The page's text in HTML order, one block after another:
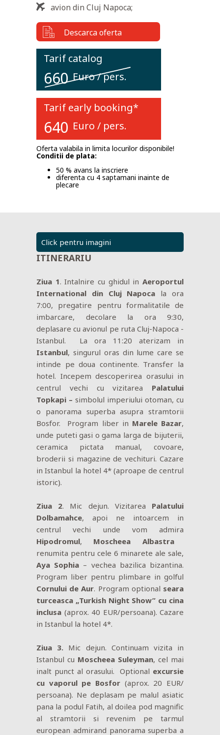
avion din Cluj Napoca;
Descarca oferta
Tarif catalog
660 Euro/ pers.
Tarif early booking*
640 Euro / pers.
Oferta valabila in limita locurilor disponibile!
Conditii de plata:
50 % avans la inscriere
diferenta cu 4 saptamani inainte de
plecare
Click pentru imagini
ITINERARIU
Ziua 1. Intalnire cu ghidul inAeroportul
International din Cluj Napoca la ora
7:00, pregatire pentru formalitatile de
imbarcare, decolare la ora 9:30,
deplasare cu avionul pe ruta Cluj-Napoca -
Istanbul. La ora 11:20 aterizam in
Istanbul, singurul oras din lume care se
intinde pe doua continente. Transfer la
hotel. Incepem descoperirea orasului in
centrul vechi cu vizitarea Palatului
Topkapi – simbolul imperiului otoman, cu
o panorama superba asupra stramtorii
Bosfor. Program liber in Marele Bazar,
unde puteti gasi o gama larga de bijuterii,
ceramica pictata manual, covoare,
broderii si magazine de vechituri. Cazare
in Istanbul la hotel 4* (aproape de centrul
istoric).
Ziua 2. Mic dejun. Vizitarea Palatului
Dolbamahce, apoi ne intoarcem in
centrul vechi unde vom admira
Hipodromul, Moscheea Albastra
renumita pentru cele 6 minarete ale sale,
Aya Sophia – vechea bazilica bizantina.
Program liber pentru plimbare in golful
Cornului de Aur. Program optional seara
turceasca „Turkish Night Show” cu cina
inclusa (aprox. 40 EUR/persoana). Cazare
in Istanbul la hotel 4*.
Ziua 3. Mic dejun. Continuam vizita in
Istanbul cu Moscheea Suleyman, cel mai
inalt punct al orasului. Optional excursie
cu vaporul pe Bosfor (aprox. 20 EUR/
persoana). Ne deplasam pe malul asiatic
pana la podul Fatih, al doilea pod magnific
al stramtorii si revenim pe tarmul
european admirand panorama superba a